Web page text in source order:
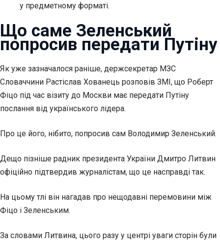
у предметному форматі.
Що саме Зеленський
попросив передати Путіну
Як уже зазначалося раніше, держсекретар МЗС
Словаччини Растіслав Хованець розповів ЗМІ, що Роберт
Фіцо під час візиту до Москви має передати Путіну
послання від українського лідера.
Про це його, нібито, попросив сам Володимир Зеленський.
Дещо пізніше радник президента України Дмитро Литвин
офіційно підтвердив журналістам, що це насправді так.
На цьому тлі він нагадав про нещодавні перемовини між
Фіцо і Зеленським.
За словами Литвина, цього разу у центрі уваги сторін були